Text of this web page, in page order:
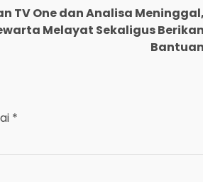
TV One dan Analisa
Melayat Sekaligus
*